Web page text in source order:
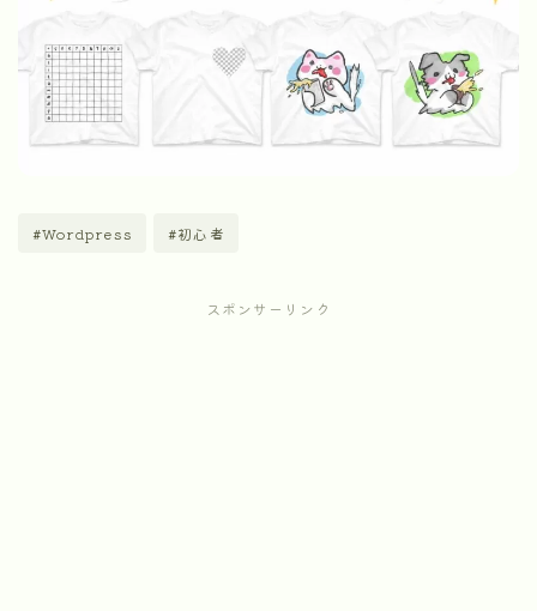
#Wordpress #初心者
スポンサーリンク